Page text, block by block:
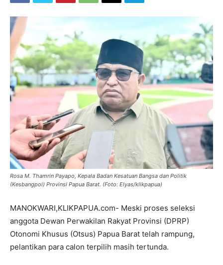
Rosa M. Thamrin Payapo, Kepala Badan Kesatuan Bangsa dan Politik
(Kesbangpol) Provinsi Papua Barat. (Foto: Elyas/klikpapua)
MANOKWARI,KLIKPAPUA.com- Meski proses seleksi
anggota Dewan Perwakilan Rakyat Provinsi (DPRP)
Otonomi Khusus (Otsus) Papua Barat telah rampung,
pelantikan para calon terpilih masih tertunda.